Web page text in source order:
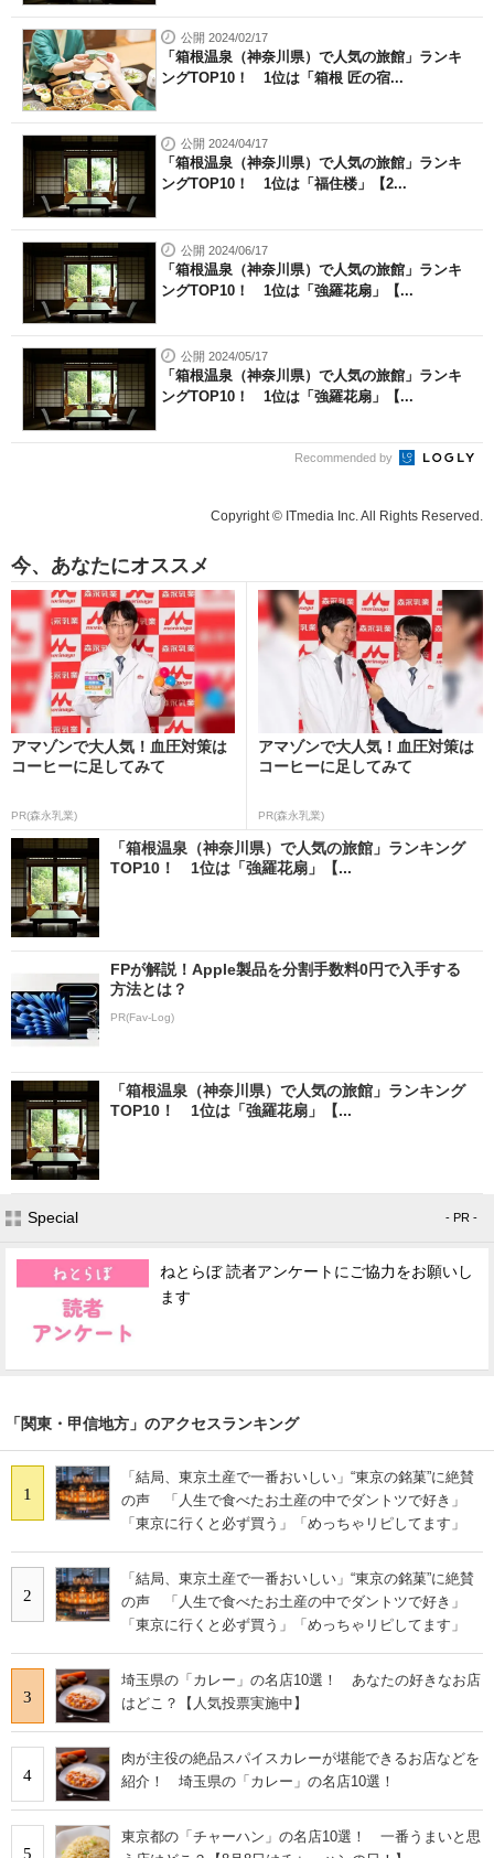
公開 2024/02/17
「箱根温泉（神奈川県）で人気の旅館」ランキ
ングTOP10！ 1位は「箱根 匠の宿...
公開 2024/04/17
「箱根温泉（神奈川県）で人気の旅館」ランキ
ングTOP10！ 1位は「福住楼」【2...
公開 2024/06/17
「箱根温泉（神奈川県）で人気の旅館」ランキ
ングTOP10！ 1位は「強羅花扇」【...
公開 2024/05/17
「箱根温泉（神奈川県）で人気の旅館」ランキ
ングTOP10！ 1位は「強羅花扇」【...
Recommended by
Copyright © ITmedia Inc. All Rights Reserved.
今、あなたにオススメ
アマゾンで大人気！血圧対策は
コーヒーに足してみて
PR(森永乳業)
アマゾンで大人気！血圧対策は
コーヒーに足してみて
PR(森永乳業)
「箱根温泉（神奈川県）で人気の旅館」ランキング
TOP10！ 1位は「強羅花扇」【...
FPが解説！Apple製品を分割手数料0円で入手する
方法とは？
PR(Fav-Log)
「箱根温泉（神奈川県）で人気の旅館」ランキング
TOP10！ 1位は「強羅花扇」【...
Special - PR -
ねとらぼ 読者アンケートにご協力をお願いし
ます
「関東・甲信地方」のアクセスランキング
1
「結局、東京土産で一番おいしい」“東京の銘菓”に絶賛
の声 「人生で食べたお土産の中でダントツで好き」
「東京に行くと必ず買う」「めっちゃリピしてます」
2
「結局、東京土産で一番おいしい」“東京の銘菓”に絶賛
の声 「人生で食べたお土産の中でダントツで好き」
「東京に行くと必ず買う」「めっちゃリピしてます」
3
埼玉県の「カレー」の名店10選！ あなたの好きなお店
はどこ？【人気投票実施中】
4
肉が主役の絶品スパイスカレーが堪能できるお店などを
紹介！ 埼玉県の「カレー」の名店10選！
5
東京都の「チャーハン」の名店10選！ 一番うまいと思